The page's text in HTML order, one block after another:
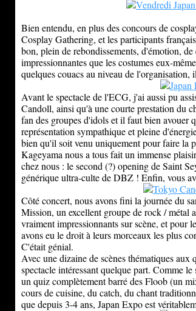
Bien entendu, en plus des concours de
Cosplay Gathering, et les participants
bon, plein de rebondissements, d'émotion,
impressionnantes que les costumes eux-
quelques couacs au niveau de
Avant le spectacle de l'ECG, j'ai aussi pu
Candoll, ainsi qu'à une courte prestation du
fan des groupes d'idols et il faut bien avouer
représentation sympathique et pleine
bien qu'il soit venu uniquement pour faire la
Kageyama nous a tous fait un immense
chez nous : le second (?) opening de Saint
générique ultra-culte de DBZ ! Enfin, vous
Côté concert, nous avons fini la journée du
Mission, un excellent groupe de rock / métal
vraiment impressionnants sur scène, et pour
avons eu le droit à leurs morceaux les plus
C'était génial.
Avec une dizaine de scènes thématiques
spectacle intéressant quelque part. Comme
un quiz complètement barré des Floob (un
cours de cuisine, du catch, du chant
que depuis 3-4 ans, Japan Expo est